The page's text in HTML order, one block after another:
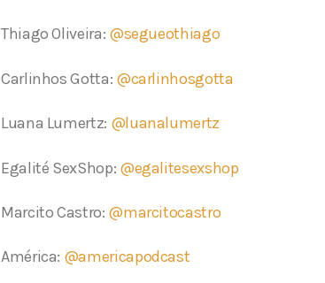
Thiago Oliveira: @segueothiago
Carlinhos Gotta: @carlinhosgotta
Luana Lumertz: @luanalumertz
Egalité SexShop: @egalitesexshop
Marcito Castro: @marcitocastro
América: @americapodcast